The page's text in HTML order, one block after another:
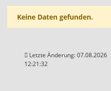
Keine Daten gefunden.
Letzte Änderung: 07.08.2026
12:21:32